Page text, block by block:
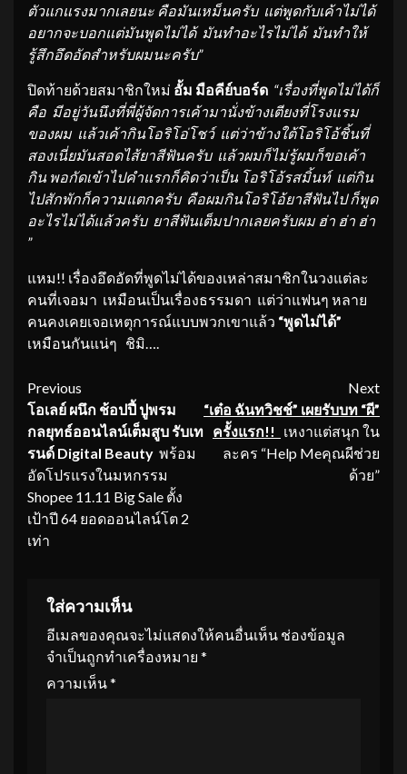
ตัวแกแรงมากเลยนะ คือมันเหม็นครับ แต่พูดกับเค้าไม่ได้
อยากจะบอกแต่มันพูดไม่ได้ มันทำอะไรไม่ได้ มันทำให้
รู้สึกอึดอัดสำหรับผมนะครับ”
ปิดท้ายด้วยสมาชิกใหม่ อั้ม มือคีย์บอร์ด “เรื่องที่พูดไม่ได้ก็
คือ มีอยู่วันนึงที่พี่ผู้จัดการเค้ามานั่งข้างเตียงที่โรงแรม
ของผม แล้วเค้ากินโอริโอ่โชว์ แต่ว่าข้างใต้โอริโอ้ชิ้นที่
สองเนี่ยมันสอดไส้ยาสีฟันครับ แล้วผมก็ไม่รู้ผมก็ขอเค้า
กิน พอกัดเข้าไปคำแรกก็คิดว่าเป็น โอริโอ้รสมิ้นท์ แต่กิน
ไปสักพักก็ความแตกครับ คือผมกินโอริโอ้ยาสีฟันไป ก็พูด
อะไรไม่ได้แล้วครับ ยาสีฟันเต็มปากเลยครับผม ฮ่า ฮ่า ฮ่า
”
แหม!! เรื่องอึดอัดที่พูดไม่ได้ของเหล่าสมาชิกในวงแต่ละ
คนที่เจอมา เหมือนเป็นเรื่องธรรมดา แต่ว่าแฟนๆ หลาย
คนคงเคยเจอเหตุการณ์แบบพวกเขาแล้ว “พูดไม่ได้”
เหมือนกันแน่ๆ ชิมิ….
Continue
Reading
Previous
โอเลย์ ผนึก ช้อปปี้ ปูพรม
กลยุทธ์ออนไลน์เต็มสูบ รับเท
รนด์ Digital Beauty พร้อม
อัดโปรแรงในมหกรรม
Shopee 11.11 Big Sale ตั้ง
เป้าปี 64 ยอดออนไลน์โต 2
เท่า
Next
“เต๋อ ฉันทวิชช์” เผยรับบท “ผี”
ครั้งแรก!!
เหงาแต่สนุก ใน
ละคร “Help Meคุณผีช่วย
ด้วย”
ใส่ความเห็น
อีเมลของคุณจะไม่แสดงให้คนอื่นเห็น ช่องข้อมูล
จำเป็นถูกทำเครื่องหมาย *
ความเห็น*